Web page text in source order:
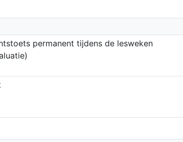
permanent tijdens de lesweken